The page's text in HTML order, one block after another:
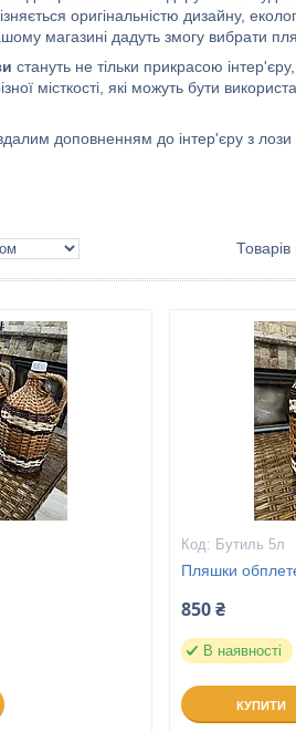
оригінальністю дизайну,
магазині дадуть змогу вибрати
стануть не тільки прикрасою
місткості, які можуть бути
доповненням до інтер'єру з лози
Бутиль 5л
Пляшки
850 ₴
В наявності
КУПИТИ